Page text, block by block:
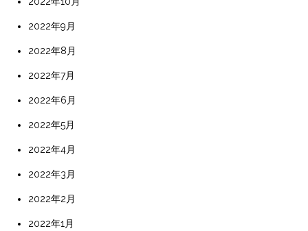
2022年9月
2022年8月
2022年7月
2022年6月
2022年5月
2022年4月
2022年3月
2022年2月
2022年1月